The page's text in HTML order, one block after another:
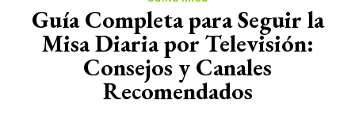
Guía Completa para Seguir la
Misa Diaria por Televisión:
Consejos y Canales
Recomendados